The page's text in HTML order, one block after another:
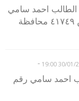
احمد سامي
سعيد رقم الجلوس ٤١٧٤٩ محافظة
30/01/
-
احمد سامي رقم